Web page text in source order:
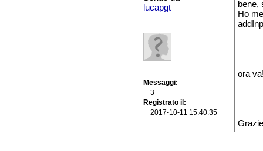
lucapgt
Messaggi
3
Registrato il
2017-10-11 15:40:35
bene,
Ho
ora
Grazie